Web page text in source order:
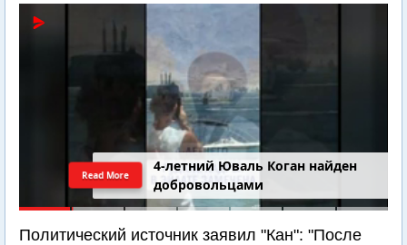
4-летний Юваль Коган найден
добровольцами
Read More
Политический источник заявил "Кан": "После